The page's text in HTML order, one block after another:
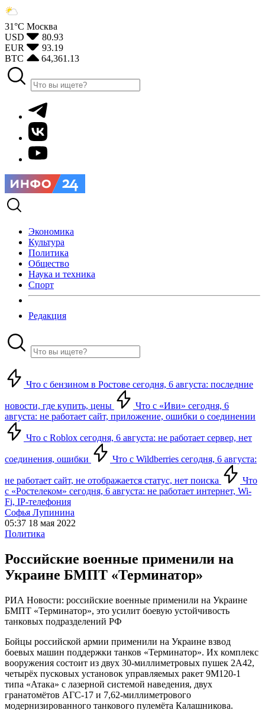
31°С Москва
USD
80.93
EUR
93.19
BTC
64,361.13
Экономика
Культура
Политика
Общество
Наука и техника
Спорт
Редакция
Что с бензином в Ростове сегодня, 6 августа: последние
новости, где купить, цены
Что с «Иви» сегодня, 6
августа: не работает сайт, приложение, ошибки о соединении
Что с Roblox сегодня, 6 августа: не работает сервер, нет
соединения, ошибки Что с Wildberries сегодня, 6 августа:
не работает сайт, не отображается статус, нет поиска
Что
с «Ростелеком» сегодня, 6 августа: не работает интернет, Wi-
Fi, IP-телефония
Софья Лупинина
05:37 18 мая 2022
Политика
Российские военные применили на
Украине БМПТ «Терминатор»
РИА Новости: российские военные применили на Украине
БМПТ «Терминатор», это усилит боевую устойчивость
танковых подразделений РФ
Бойцы российской армии применили на Украине взвод
боевых машин поддержки танков «Терминатор». Их комплекс
вооружения состоит из двух 30-миллиметровых пушек 2А42,
четырёх пусковых установок управляемых ракет 9М120-1
типа «Атака» с лазерной системой наведения, двух
гранатомётов АГС-17 и 7,62-миллиметрового
модернизированного танкового пулемёта Калашникова.